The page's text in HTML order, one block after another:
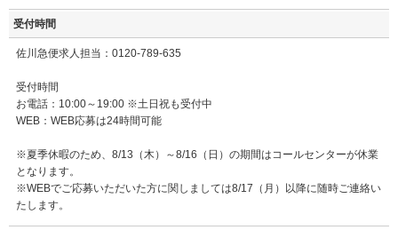
受付時間
佐川急便求人担当：0120-789-635
受付時間
お電話：10:00～19:00 ※土日祝も受付中
WEB：WEB応募は24時間可能
※夏季休暇のため、8/13（木）～8/16（日）の期間はコールセンターが休業
となります。
※WEBでご応募いただいた方に関しましては8/17（月）以降に随時ご連絡い
たします。